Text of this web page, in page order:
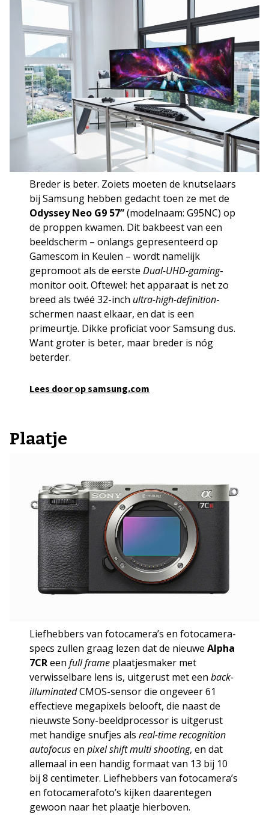
Breder is beter. Zoiets moeten de knutselaars
bij Samsung hebben gedacht toen ze met de
Odyssey Neo G9 57”(modelnaam: G95NC) op
de proppen kwamen. Dit bakbeest van een
beeldscherm – onlangs gepresenteerd op
Gamescom in Keulen – wordt namelijk
gepromoot als de eersteDual-UHD-gaming-
monitor ooit. Oftewel: het apparaat is net zo
breed als twéé 32-inch ultra-high-definition-
schermen naast elkaar, en dat is een
primeurtje. Dikke proficiat voor Samsung dus.
Want groter is beter, maar breder is nóg
beterder.
Lees door op samsung.com
Plaatje
Liefhebbers van fotocamera’s en fotocamera-
specs zullen graag lezen dat de nieuweAlpha
7CReenfull frame plaatjesmaker met
verwisselbare lens is, uitgerust met eenback-
illuminatedCMOS-sensor die ongeveer 61
effectieve megapixels belooft, die naast de
nieuwste Sony-beeldprocessor is uitgerust
met handige snufjes alsreal-time recognition
autofocusenpixel shift multi shooting, en dat
allemaal in een handig formaat van 13 bij 10
bij 8 centimeter. Liefhebbers van fotocamera’s
en fotocamerafoto’s kijken daarentegen
gewoon naar het plaatje hierboven.